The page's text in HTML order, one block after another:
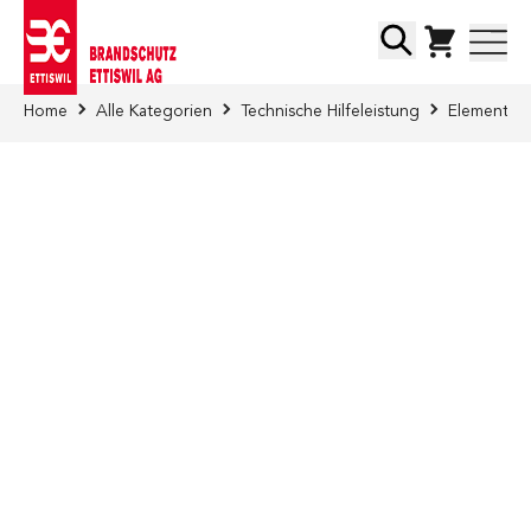
Suche
Home Alle Kategorien Technische Hilfeleistung Elementar